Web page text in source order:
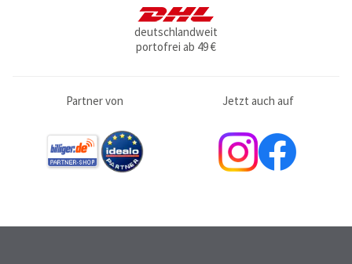
deutschlandweit
portofrei ab 49 €
Partner von Jetzt auch auf